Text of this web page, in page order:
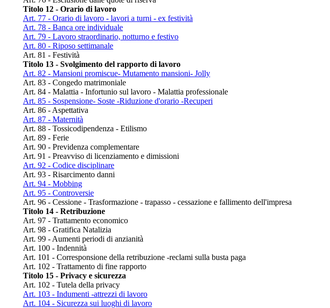
Titolo 12 - Orario di lavoro
Art. 77 - Orario di lavoro - lavori a turni - ex festività
Art. 78 - Banca ore individuale
Art. 79 - Lavoro straordinario, notturno e festivo
Art. 80 - Riposo settimanale
Art. 81 - Festività
Titolo 13 - Svolgimento del rapporto di lavoro
Art. 82 - Mansioni promiscue- Mutamento mansioni- Jolly
Art. 83 - Congedo matrimoniale
Art. 84 - Malattia - Infortunio sul lavoro - Malattia professionale
Art. 85 - Sospensione- Soste -Riduzione d'orario -Recuperi
Art. 86 - Aspettativa
Art. 87 - Maternità
Art. 88 - Tossicodipendenza - Etilismo
Art. 89 - Ferie
Art. 90 - Previdenza complementare
Art. 91 - Preavviso di licenziamento e dimissioni
Art. 92 - Codice disciplinare
Art. 93 - Risarcimento danni
Art. 94 - Mobbing
Art. 95 - Controversie
Art. 96 - Cessione - Trasformazione - trapasso - cessazione e fallimento dell'impresa
Titolo 14 - Retribuzione
Art. 97 - Trattamento economico
Art. 98 - Gratifica Natalizia
Art. 99 - Aumenti periodi di anzianità
Art. 100 - Indennità
Art. 101 - Corresponsione della retribuzione -reclami sulla busta paga
Art. 102 - Trattamento di fine rapporto
Titolo 15 - Privacy e sicurezza
Art. 102 - Tutela della privacy
Art. 103 - Indumenti -attrezzi di lavoro
Art. 104 - Sicurezza sui luoghi di lavoro